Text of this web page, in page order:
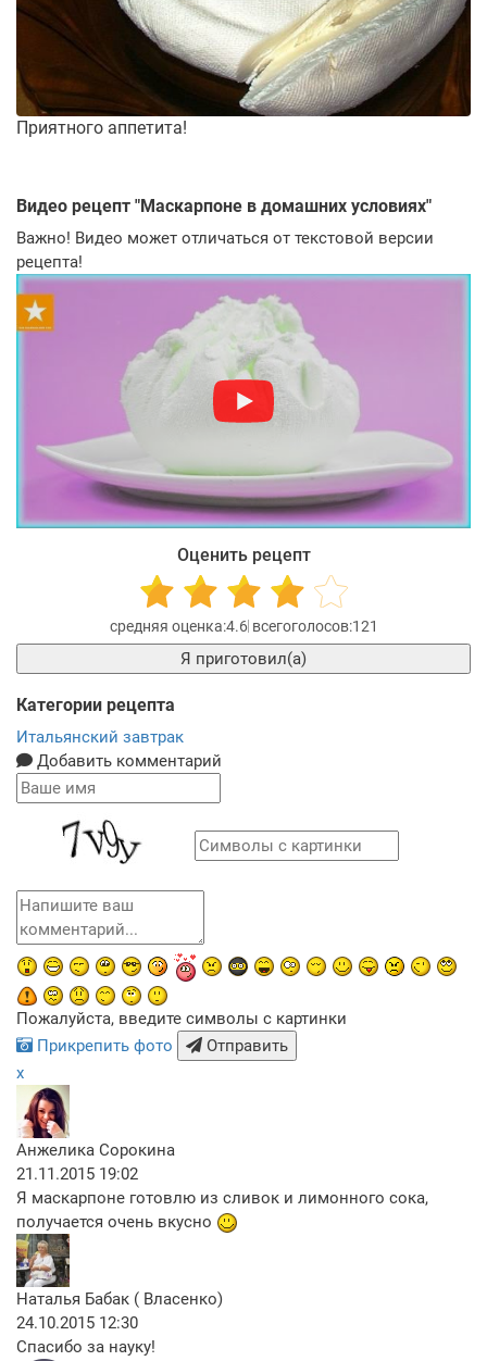
Приятного аппетита!
Видео рецепт "Маскарпоне в домашних условиях"
Важно! Видео может отличаться от текстовой версии
рецепта!
Оценить рецепт
4.6 121
Я приготовил(а)
Категории рецепта
Итальянский завтрак
Добавить комментарий
Пожалуйста, введите символы с картинки
Прикрепить фото
Отправить
x
Анжелика Сорокина
21.11.2015 19:02
Я маскарпоне готовлю из сливок и лимонного сока,
получается очень вкусно
Наталья Бабак ( Власенко)
24.10.2015 12:30
Cпасибо за науку!